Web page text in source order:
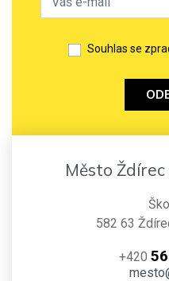
Souhlas se
Město
582 63
+420